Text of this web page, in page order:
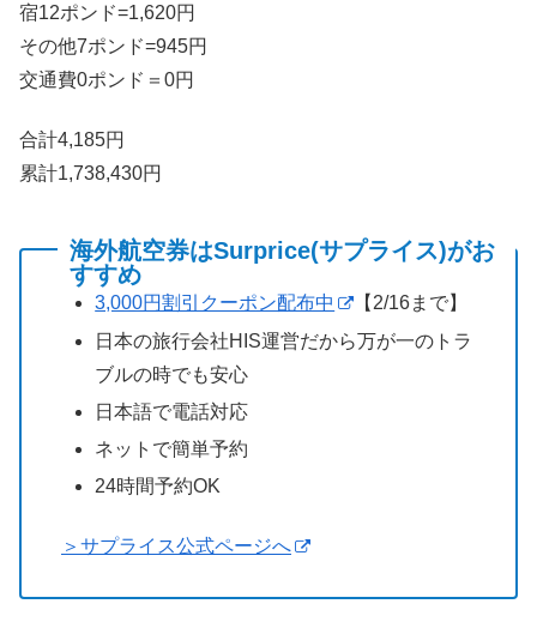
宿12ポンド=1,620円
その他7ポンド=945円
交通費0ポンド＝0円
合計4,185円
累計1,738,430円
海外航空券はSurprice(サプライス)がお
すすめ
3,000円割引クーポン配布中
【2/16まで】
日本の旅行会社HIS運営だから万が一のトラ
ブルの時でも安心
日本語で電話対応
ネットで簡単予約
24時間予約OK
＞サプライス公式ページへ